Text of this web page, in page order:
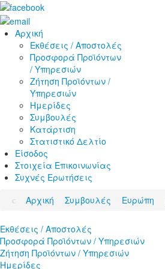
Αρχική
Εκθέσεις / Αποστολές
Προσφορά Προϊόντων
/ Υπηρεσιών
Ζήτηση Προϊόντων /
Υπηρεσιών
Ημερίδες
Συμβουλές
Κατάρτιση
Στατιστικό Δελτίο
Είσοδος
Στοιχεία Επικοινωνίας
Συχνές Ερωτήσεις
Αρχική
Συμβουλές Ευρώπη
Εκθέσεις / Αποστολές
Προσφορά Προϊόντων / Υπηρεσιών
Ζήτηση Προϊόντων / Υπηρεσιών
Ημερίδες